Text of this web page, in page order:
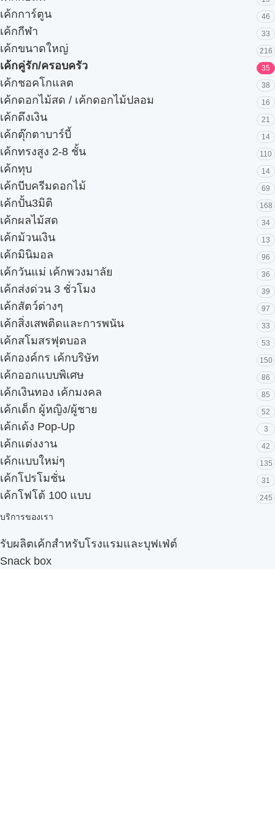
เค้กการ์ตูน 46
เค้กกีฬา 33
เค้กขนาดใหญ่ 216
เค้กคู่รัก/ครอบครัว 35
เค้กชอคโกแลต 38
เค้กดอกไม้สด / เค้กดอกไม้ปลอม 16
เค้กดึงเงิน 21
เค้กตุ๊กตาบาร์บี้ 14
เค้กทรงสูง 2-8 ชั้น 110
เค้กทุบ 14
เค้กบีบครีมดอกไม้ 69
เค้กปั้น3มิติ 168
เค้กผลไม้สด 34
เค้กม้วนเงิน 13
เค้กมินิมอล 96
เค้กวันแม่ เค้กพวงมาลัย 36
เค้กส่งด่วน 3 ชั่วโมง 39
เค้กสัตว์ต่างๆ 97
เค้กสิ่งเสพติดและการพนัน 33
เค้กสโมสรฟุตบอล 53
เค้กองค์กร เค้กบริษัท 150
เค้กออกแบบพิเศษ 86
เค้กเงินทอง เค้กมงคล 85
เค้กเด็ก ผู้หญิง/ผู้ชาย 52
เค้กเด้ง Pop-Up 3
เค้กแต่งงาน 42
เค้กแบบใหม่ๆ 135
เค้กโปรโมชั่น 31
เค้กโฟโต้ 100 แบบ 245
บริการของเรา
รับผลิตเค้กสำหรับโรงแรมและบุฟเฟ่ต์
Snack box